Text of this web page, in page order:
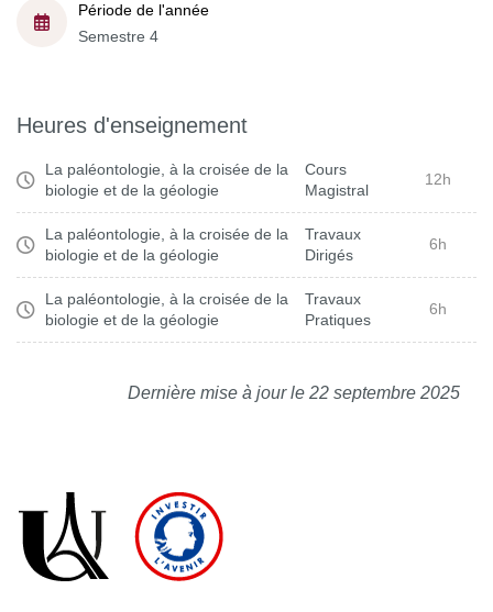
Période de l'année
Semestre 4
Heures d'enseignement
La paléontologie, à la croisée de la
biologie et de la géologie
Cours
Magistral
12h
La paléontologie, à la croisée de la
biologie et de la géologie
Travaux
Dirigés
6h
La paléontologie, à la croisée de la
biologie et de la géologie
Travaux
Pratiques
6h
Dernière mise à jour le 22 septembre 2025